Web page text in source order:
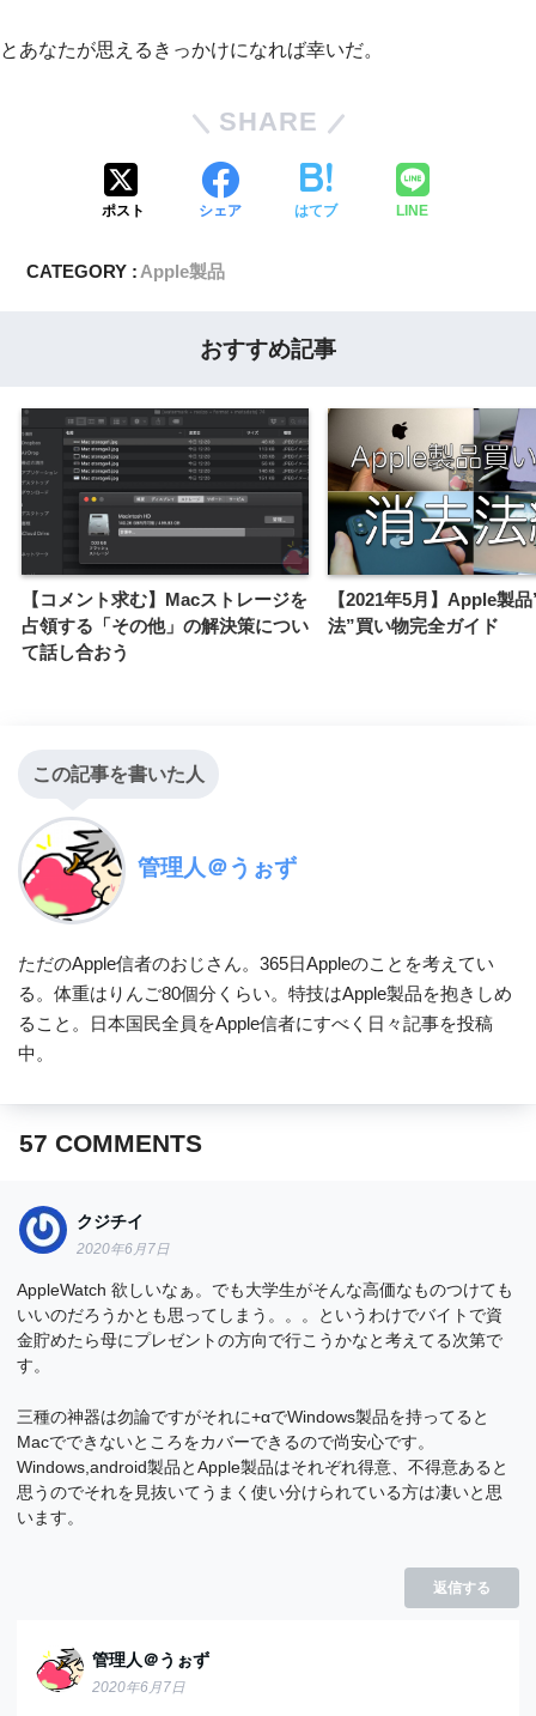
とあなたが思えるきっかけになれば幸いだ。
SHARE
ポスト シェア はてブ LINE
CATEGORY : Apple製品
おすすめ記事
【コメント求む】Macストレージを
占領する「その他」の解決策につい
て話し合おう
【2021年5月】Apple製
法”買い物完全ガイド
この記事を書いた人
管理人＠うぉず
ただのApple信者のおじさん。365日Appleのことを考えてい
る。体重はりんご80個分くらい。特技はApple製品を抱きしめ
ること。日本国民全員をApple信者にすべく日々記事を投稿
中。
57 COMMENTS
クジチイ
2020年6月7日
AppleWatch 欲しいなぁ。でも大学生がそんな高価なものつけても
いいのだろうかとも思ってしまう。。。というわけでバイトで資
金貯めたら母にプレゼントの方向で行こうかなと考えてる次第で
す。
三種の神器は勿論ですがそれに+αでWindows製品を持ってると
Macでできないところをカバーできるので尚安心です。
Windows,android製品とApple製品はそれぞれ得意、不得意あると
思うのでそれを見抜いてうまく使い分けられている方は凄いと思
います。
返信する
管理人＠うぉず
2020年6月7日